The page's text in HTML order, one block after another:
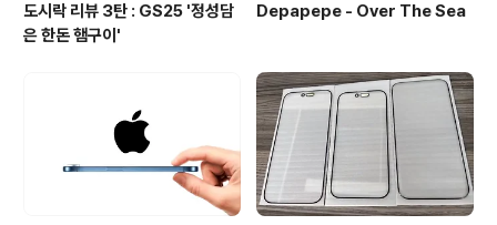
도시락 리뷰 3탄 : GS25 '정성담
은 한돈 햄구이'
Depapepe - Over The Sea